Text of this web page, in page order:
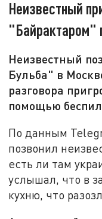
Неизвестный
"Байрактаром"
Неизвестный
Бульба" в
разговора
помощью
По данным
позвонил
есть ли там
услышал, что в
кухню, что